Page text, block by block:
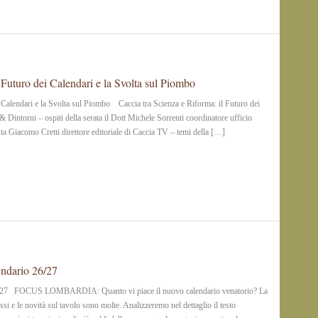
dei Calendari e la Svolta sul Piombo
e la Svolta sul Piombo Caccia tra Scienza e Riforma: il Futuro dei
Dintorni – ospiti della serata il Dott Michele Sorrenti coordinatore ufficio
Giacomo Cretti direttore editoriale di Caccia TV – temi della […]
26/27
FOCUS LOMBARDIA: Quanto vi piace il nuovo calendario venatorio? La
e le novità sul tavolo sono molte. Analizzeremo nel dettaglio il testo